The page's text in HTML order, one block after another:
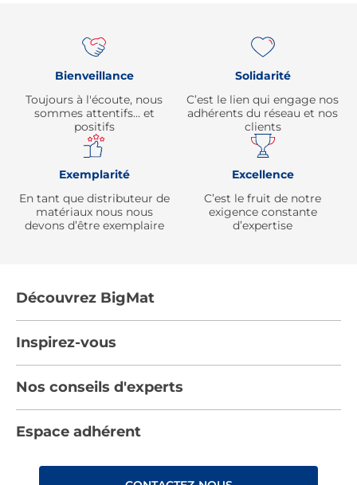
Bienveillance
Toujours à l'écoute, nous
sommes attentifs… et
positifs
Solidarité
C’est le lien qui engage nos
adhérents du réseau et nos
clients
Exemplarité
En tant que distributeur de
matériaux nous nous
devons d’être exemplaire
Excellence
C’est le fruit de notre
exigence constante
d’expertise
Découvrez BigMat
Devenez adhérent
Les Bâtisseurs du Sport
Inspirez-vous
Nos catalogues
Rencontres
Nos conseils d'experts
Espace adhérent